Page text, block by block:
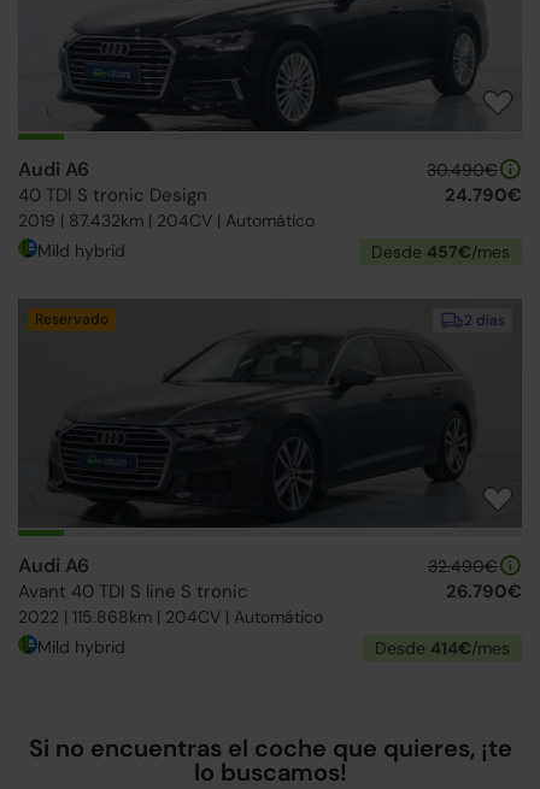
Audi A6
40 TDI S tronic Design
2019 | 87.432km | 204CV | Automático
30.490€
24.790€
Mild hybrid Desde 457€/mes
2 días
Reservado
Audi A6
Avant 40 TDI S line S tronic
2022 | 115.868km | 204CV | Automático
32.490€
26.790€
Mild hybrid Desde 414€/mes
Si no encuentras el coche que quieres, ¡te
lo buscamos!